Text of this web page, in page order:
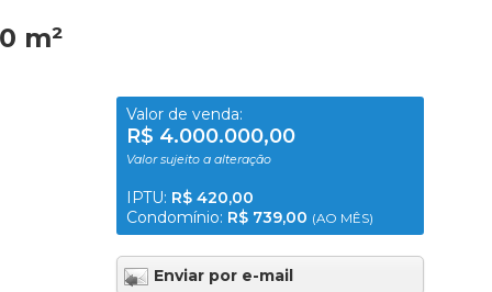
m²
Valor de venda:
R$ 4.000.000,00
Valor sujeito a alteração
IPTU: R$ 420,00
Condomínio: R$ 739,00 (AO MÊS)
Enviar por e-mail